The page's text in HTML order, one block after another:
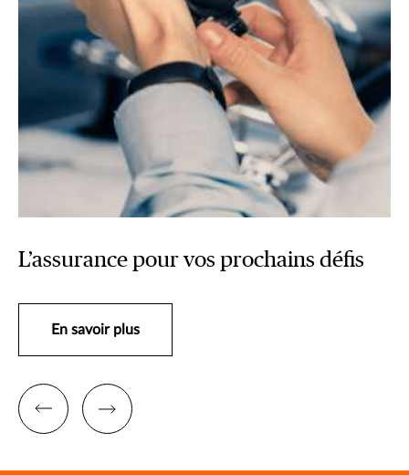
L’assurance pour vos prochains défis
En savoir plus